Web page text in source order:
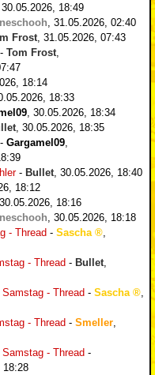
30.05.2026, 18:49
, 31.05.2026, 02:40
Frost, 31.05.2026, 07:43
Tom Frost,
18:14
18:33
, 30.05.2026, 18:34
, 30.05.2026, 18:35
Gargamel09,
- Bullet, 30.05.2026, 18:40
18:12
30.05.2026, 18:16
, 30.05.2026, 18:18
- Thread - Sascha
,
- Thread - Bullet,
- Thread - Sascha
,
- Thread - Smeller,
- Thread -
18:28